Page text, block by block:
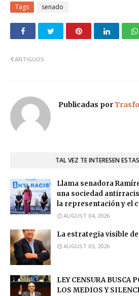
Tags senado
ANTIGUOS
Publicadas por
TAL VEZ TE INTERESEN
Llama senadora
una sociedad
la representación y el
AUGUST 04, 2026
La estrategia visible
AUGUST 03, 2026
LEY CENSURA BUSCA
LOS MEDIOS Y